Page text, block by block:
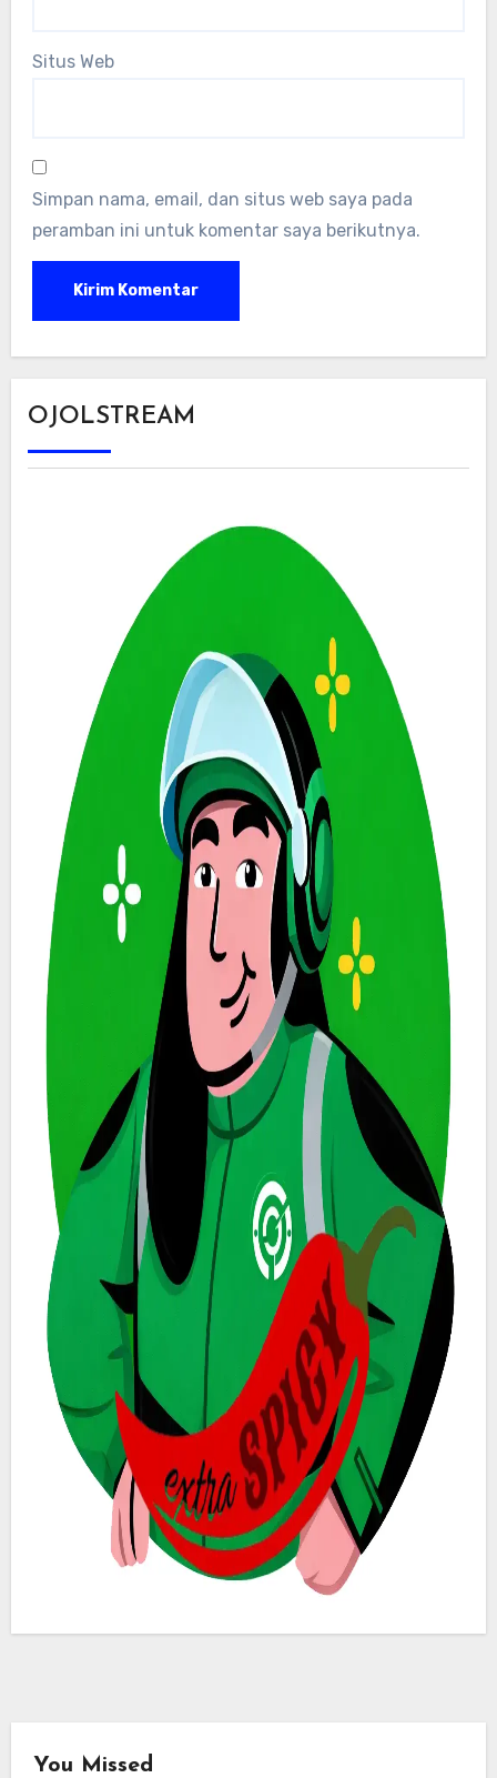
Situs Web
Simpan nama, email, dan situs web saya pada
peramban ini untuk komentar saya berikutnya.
OJOLSTREAM
You Missed